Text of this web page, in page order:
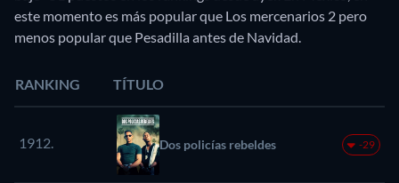
este momento es más popular que Los mercenarios 2 pero
menos popular que Pesadilla antes de Navidad.
RANKING TÍTULO
1912. Dos policías rebeldes -29